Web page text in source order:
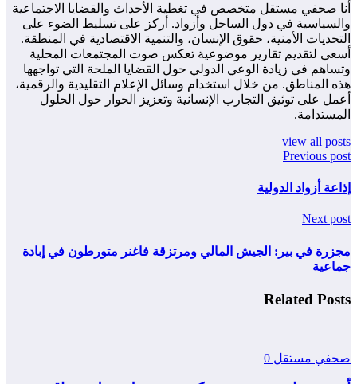
أنا صحفي مستقل متخصص في تغطية الأحداث والقضايا الاجتماعية
والسياسية في دول الساحل وأزواد. أركز على تسليط الضوء على
التحديات الأمنية، حقوق الإنسان، والتنمية الاقتصادية في المنطقة.
أسعى لتقديم تقارير موضوعية تعكس صوت المجتمعات المحلية
وتساهم في زيادة الوعي الدولي حول القضايا الملحة التي تواجهها
هذه المناطق. من خلال استخدام وسائل الإعلام التقليدية والرقمية،
أعمل على توثيق التجارب الإنسانية وتعزيز الحوار حول الحلول
المستدامة.
view all posts
Previous post
إذاعة أزواد الدولية
Next post
مجزرة في بير: الجيش المالي ومرتزقة فاغنر متورطون في إبادة
جماعية
Related Posts
صحفي مستقل 0